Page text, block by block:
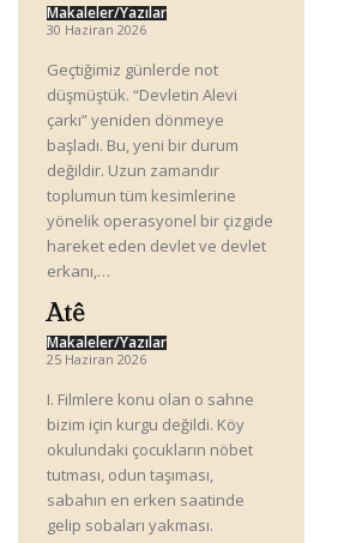
Makaleler/Yazılar
30 Haziran 2026
Geçtiğimiz günlerde not
düşmüştük. “Devletin Alevi
çarkı” yeniden dönmeye
başladı. Bu, yeni bir durum
değildir. Uzun zamandır
toplumun tüm kesimlerine
yönelik operasyonel bir çizgide
hareket eden devlet ve devlet
erkanı,…
Atê
Makaleler/Yazılar
25 Haziran 2026
I. Filmlere konu olan o sahne
bizim için kurgu değildi. Köy
okulundaki çocukların nöbet
tutması, odun taşıması,
sabahın en erken saatinde
gelip sobaları yakması.